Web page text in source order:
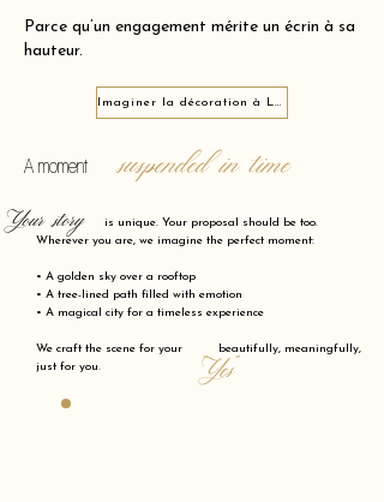
Parce qu’un engagement mérite un écrin à sa
hauteur.
Imaginer la décoration à Lunel 34400
A moment suspended in time
is unique. Your proposal should be too.
Wherever you are, we imagine the perfect moment:
• A golden sky over a rooftop
• A tree-lined path filled with emotion
• A magical city for a timeless experience
We craft the scene for your beautifully, meaningfully,
just for you.
"Yes"
Your story